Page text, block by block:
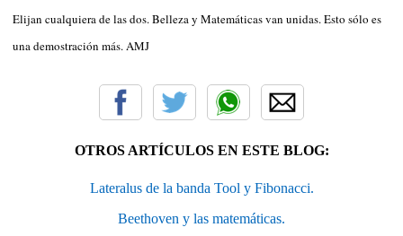
Elijan cualquiera de las dos. Belleza y Matemáticas van unidas. Esto sólo es
una demostración más. AMJ
OTROS ARTÍCULOS EN ESTE BLOG:
Lateralus de la banda Tool y Fibonacci.
Beethoven y las matemáticas.